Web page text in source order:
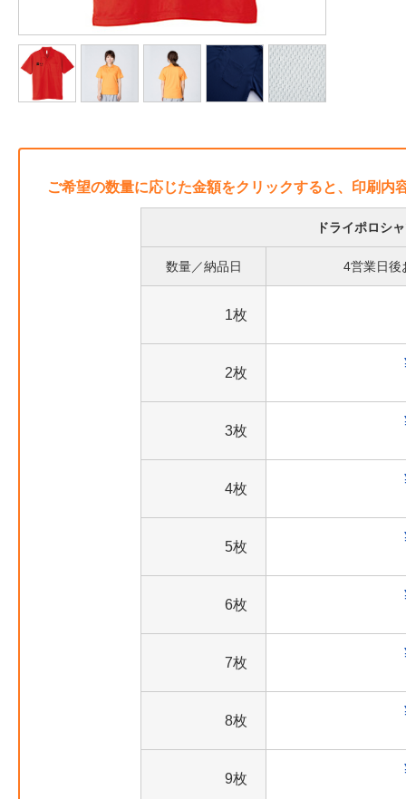
ご希望の数量に応じた金額をクリックすると、印刷内
ドライポロシ
数量／納品日 4営業日後
1枚
2枚
3枚
4枚
5枚
6枚
7枚
8枚
9枚